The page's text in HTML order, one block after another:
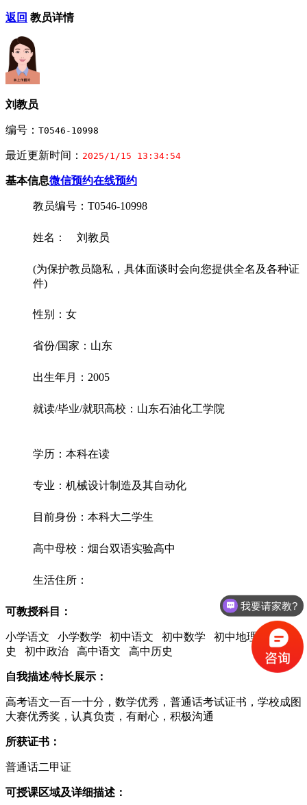
返回 教员详情
刘教员
编号： T0546-10998
最近更新时间： 2025/1/15 13:34:54
基本信息微信预约在线预约
教员编号：T0546-10998
姓名： 刘教员
(为保护教员隐私，具体面谈时会向您提供全名及各种证
件)
性别：女
省份/国家：山东
出生年月：2005
就读/毕业/就职高校：山东石油化工学院
学历：本科在读
专业：机械设计制造及其自动化
目前身份：本科大二学生
高中母校：烟台双语实验高中
生活住所：
可教授科目：
小学语文 小学数学 初中语文 初中数学 初中地理 初中历
史 初中政治 高中语文 高中历史
自我描述/特长展示：
高考语文一百一十分，数学优秀，普通话考试证书，学校成图
大赛优秀奖，认真负责，有耐心，积极沟通
所获证书：
普通话二甲证
可授课区域及详细描述：
我要请家教?